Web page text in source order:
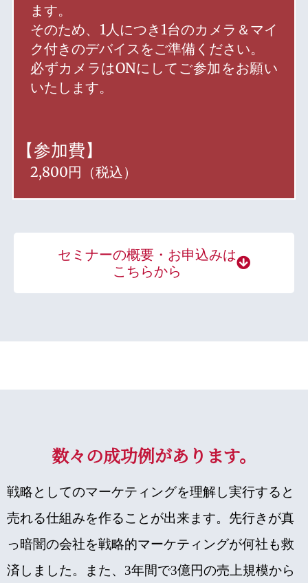
ます。
そのため、1人につき1台のカメラ＆マイ
ク付きのデバイスをご準備ください。
必ずカメラはONにしてご参加をお願い
いたします。
【参加費】
2,800円（税込）
セミナーの概要・お申込みは
こちらから
数々の成功例があります。
戦略としてのマーケティングを理解し実行すると
売れる仕組みを作ることが出来ます。先行きが真
っ暗闇の会社を戦略的マーケティングが何社も救
済しました。また、3年間で3億円の売上規模から